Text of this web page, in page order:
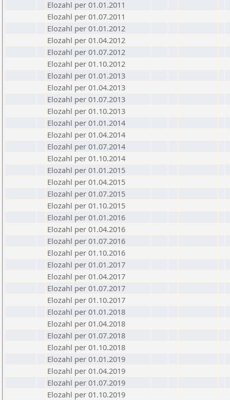
Elozahl per 01.01.2011
Elozahl per 01.07.2011
Elozahl per 01.01.2012
Elozahl per 01.04.2012
Elozahl per 01.07.2012
Elozahl per 01.10.2012
Elozahl per 01.01.2013
Elozahl per 01.04.2013
Elozahl per 01.07.2013
Elozahl per 01.10.2013
Elozahl per 01.01.2014
Elozahl per 01.04.2014
Elozahl per 01.07.2014
Elozahl per 01.10.2014
Elozahl per 01.01.2015
Elozahl per 01.04.2015
Elozahl per 01.07.2015
Elozahl per 01.10.2015
Elozahl per 01.01.2016
Elozahl per 01.04.2016
Elozahl per 01.07.2016
Elozahl per 01.10.2016
Elozahl per 01.01.2017
Elozahl per 01.04.2017
Elozahl per 01.07.2017
Elozahl per 01.10.2017
Elozahl per 01.01.2018
Elozahl per 01.04.2018
Elozahl per 01.07.2018
Elozahl per 01.10.2018
Elozahl per 01.01.2019
Elozahl per 01.04.2019
Elozahl per 01.07.2019
Elozahl per 01.10.2019